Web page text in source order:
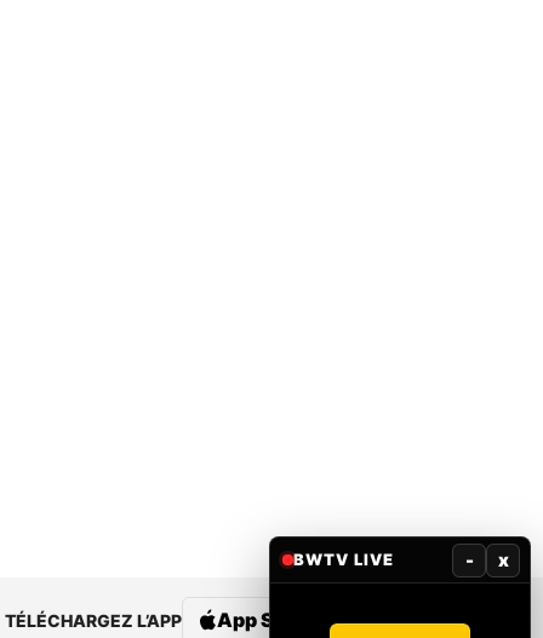
TÉLÉCHARGEZ L’APP App Store Google Play
BWTV LIVE - x